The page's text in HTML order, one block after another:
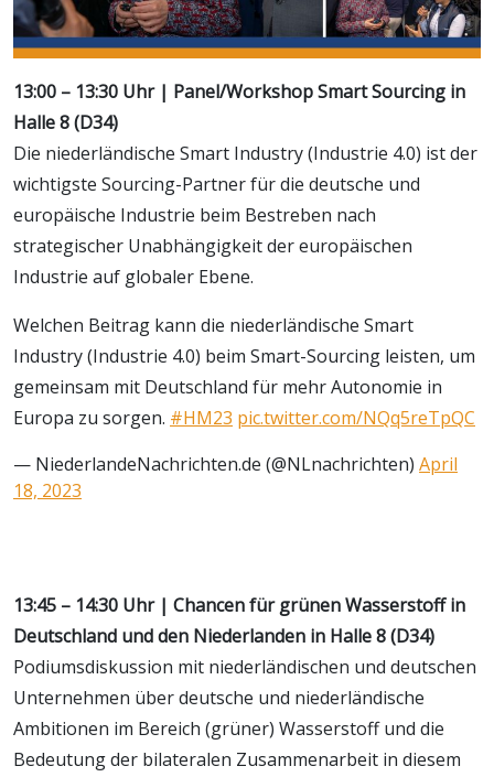
13:00 – 13:30 Uhr | Panel/Workshop Smart Sourcing in
Halle 8 (D34)
Die niederländische Smart Industry (Industrie 4.0) ist der
wichtigste Sourcing-Partner für die deutsche und
europäische Industrie beim Bestreben nach
strategischer Unabhängigkeit der europäischen
Industrie auf globaler Ebene.
Welchen Beitrag kann die niederländische Smart
Industry (Industrie 4.0) beim Smart-Sourcing leisten, um
gemeinsam mit Deutschland für mehr Autonomie in
Europa zu sorgen. #HM23 pic.twitter.com/NQq5reTpQC
— NiederlandeNachrichten.de (@NLnachrichten) April
18, 2023
13:45 – 14:30 Uhr | Chancen für grünen Wasserstoff in
Deutschland und den Niederlanden in Halle 8 (D34)
Podiumsdiskussion mit niederländischen und deutschen
Unternehmen über deutsche und niederländische
Ambitionen im Bereich (grüner) Wasserstoff und die
Bedeutung der bilateralen Zusammenarbeit in diesem